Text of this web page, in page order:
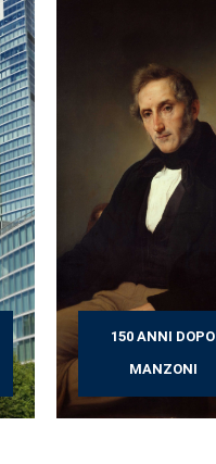
150 ANNI DOPO
MANZONI